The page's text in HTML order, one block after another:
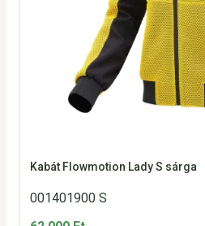
Kabát Flowmotion Lady S sárga
001401900 S